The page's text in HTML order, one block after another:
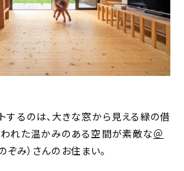
するのは、大きな窓から見える緑の借
れた温かみのある空間が素敵な＠
ぞみ）さんのお住まい。